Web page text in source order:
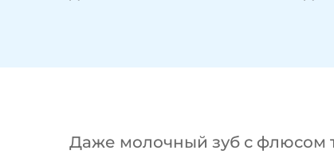
Даже молочный зуб с флюсом